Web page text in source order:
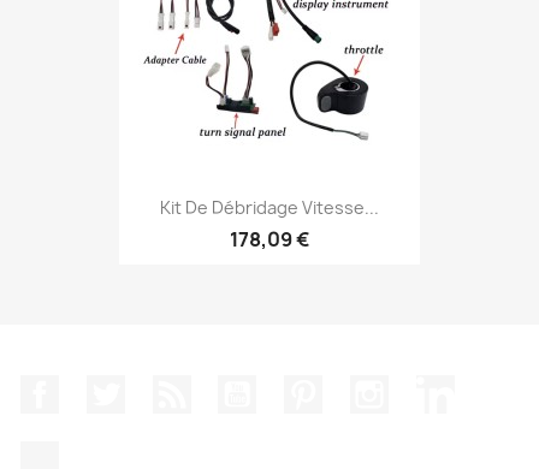
Kit De Débridage Vitesse...
178,09 €